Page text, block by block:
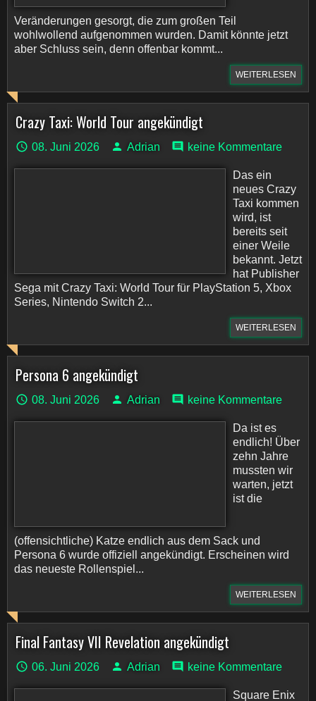
Veränderungen gesorgt, die zum großen Teil
wohlwollend aufgenommen wurden. Damit könnte jetzt
aber Schluss sein, denn offenbar kommt...
WEITERLESEN
Crazy Taxi: World Tour angekündigt
08. Juni 2026 Adrian keine Kommentare
Das ein
neues Crazy
Taxi kommen
wird, ist
bereits seit
einer Weile
bekannt. Jetzt
hat Publisher
Sega mit Crazy Taxi: World Tour für PlayStation 5, Xbox
Series, Nintendo Switch 2...
WEITERLESEN
Persona 6 angekündigt
08. Juni 2026 Adrian keine Kommentare
Da ist es
endlich! Über
zehn Jahre
mussten wir
warten, jetzt
ist die
(offensichtliche) Katze endlich aus dem Sack und
Persona 6 wurde offiziell angekündigt. Erscheinen wird
das neueste Rollenspiel...
WEITERLESEN
Final Fantasy VII Revelation angekündigt
06. Juni 2026 Adrian keine Kommentare
Square Enix